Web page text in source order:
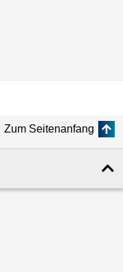
Zum Seitenanfang